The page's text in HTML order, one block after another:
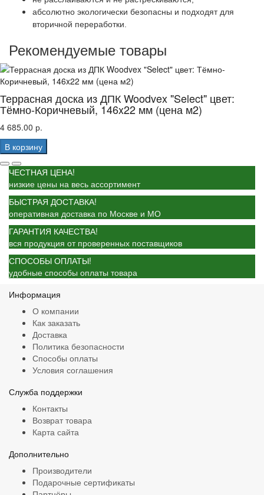
абсолютно экологически безопасны и подходят для
вторичной переработки.
Рекомендуемые товары
Террасная доска из ДПК Woodvex "Select" цвет:
Тёмно-Коричневый, 146x22 мм (цена м2)
4 685.00 р.
В корзину
ЧЕСТНАЯ ЦЕНА!
низкие цены на весь ассортимент
БЫСТРАЯ ДОСТАВКА!
оперативная доставка по Москве и МО
ГАРАНТИЯ КАЧЕСТВА!
вся продукция от проверенных поставщиков
СПОСОБЫ ОПЛАТЫ!
удобные способы оплаты товара
Информация
О компании
Как заказать
Доставка
Политика безопасности
Способы оплаты
Условия соглашения
Служба поддержки
Контакты
Возврат товара
Карта сайта
Дополнительно
Производители
Подарочные сертификаты